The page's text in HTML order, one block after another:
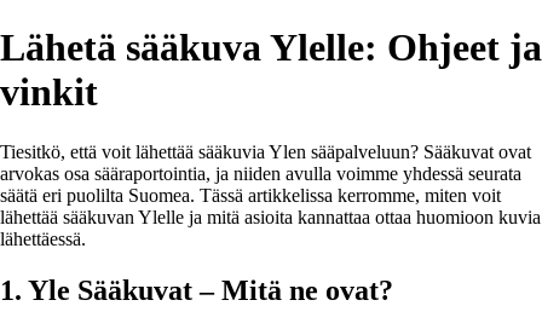
Lähetä sääkuva Ylelle: Ohjeet ja
vinkit
Tiesitkö, että voit lähettää sääkuvia Ylen sääpalveluun? Sääkuvat ovat
arvokas osa sääraportointia, ja niiden avulla voimme yhdessä seurata
säätä eri puolilta Suomea. Tässä artikkelissa kerromme, miten voit
lähettää sääkuvan Ylelle ja mitä asioita kannattaa ottaa huomioon kuvia
lähettäessä.
1. Yle Sääkuvat – Mitä ne ovat?